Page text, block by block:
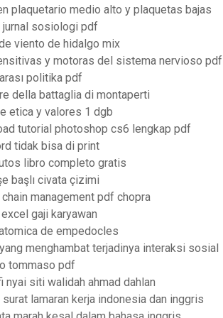
plaquetario medio alto y plaquetas bajas
jurnal sosiologi pdf
viento de hidalgo mix
y motoras del sistema nervioso pdf
politika pdf
della battaglia di montaperti
etica y valores 1 dgb
tutorial photoshop cs6 lengkap pdf
tidak bisa di print
libro completo gratis
başlı civata çizimi
management pdf chopra
gaji karyawan
de empedocles
menghambat terjadinya interaksi sosial
tommaso pdf
nyai siti walidah ahmad dahlan
surat lamaran kerja indonesia dan inggris